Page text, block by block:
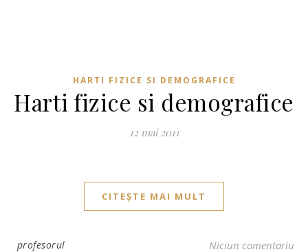
HARTI FIZICE SI DEMOGRAFICE
Harti fizice si demografice
12 mai 2011
CITEȘTE MAI MULT
profesorul Niciun comentariu